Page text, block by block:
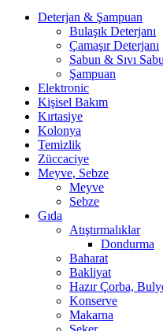
Deterjan & Şampuan
Bulaşık Deterjanı
Çamaşır Deterjanı
Sabun & Sıvı
Şampuan
Elektronic
Kişisel Bakım
Kırtasiye
Kolonya
Temizlik
Züccaciye
Meyve, Sebze
Meyve
Sebze
Gıda
Atıştırmalıklar
Dondurma
Baharat
Bakliyat
Hazır Çorba,
Konserve
Makarna